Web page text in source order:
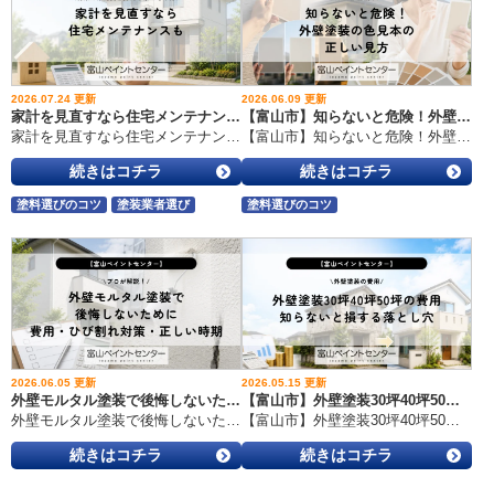
2026.07.24 更新
家計を見直すなら住宅メンテナンスも｜将来の修繕費を抑える家の守り方
家計を見直すなら住宅メンテナンスも｜将来の修繕費を抑える家の守り方 こんにちは！富山市の外壁塗装・屋根工事・雨漏り専門店、富山ペイントセンターです。 いつもブログをご覧いただきありがとうございます。 毎月の家計を管理する中で、 ・食費を見直す・電気代を節約する・スマホ料金を変更する・不要なサブスクを整理する など、日々さまざまな工夫をされている方も多いのではないでしょうか。 こうした毎月の節約は、家計改善につながる大切な取り組みです。 しかし、意外と忘れられがちな大きな出費があります。 それが、 「住宅のメンテナンス費用」です。 この記事を書いた人 中陳 武（ナカゼ タケシ） 富山ペイントセンター代表。外壁塗装・防水・雨漏り一筋30年以上の現場派社長です。防水施工技能士1級・雨漏り診断士として、富山の雪・湿気・寒暖差に本気で向き合ってきました。売るためより、“あとで後悔しない工事”を大切にしています。 目次 住宅にも「将来必要になるお金」があります 住宅の修繕費は早めの対策で大きく変わる 外壁や屋根の劣化を放置すると費用が高くなる理由 外壁塗装は「未来の修繕費を減らす投資」 遮熱塗料で快適性と省エネを実現する方法 遮熱塗料のメリット・デメリット 家計管理で本当に考えるべき住宅への備え 大切な住まいを長く守るために 1.住宅にも「将来必要になるお金」があります 例えば、毎月5,000円の節約ができた場合、 5,000円 × 12ヶ月 ＝ 6万円 年間6万円の節約になります。 10年間続けると、 6万円 × 10年 ＝ 60万円 になります。 これは家計にとって大きな金額です。 では住宅について考えた場合はどうでしょうか。 一戸建て住宅は購入して終わりではありません。 外壁や屋根、防水部分は毎日の紫外線や雨風によって少しずつ劣化していきます。 特に富山県は、 富山の住宅が劣化しやすい理由 ・雨の日が多い・湿度が高い・冬の雪や凍結によるダメージがある など、住宅に負担がかかりやすい環境です。 そのため、住宅も家計と同じように「将来必要になる費用」を計画しておくことが大切です。 2.住宅の修繕費は早めの対策で大きく変わる 住宅メンテナンスで重要なのは、 「悪くなってから直す」のではなく「悪くなる前に守る」ことです。 適切な時期にメンテナンスした場合 築10～15年頃に、 ・外壁塗装・屋根塗装・防水メンテナンス を行うことで、住宅の防水性能を維持できます。 結果として、 ↓ 雨水の侵入を防ぐ ↓ 建物内部の劣化を防ぐ ↓ 住宅寿命を延ばす ことにつながります。 3.外壁や屋根の劣化を放置すると費用が高くなる理由 住宅の劣化は、最初は小さな症状から始まります。 例えば、 初期の劣化 外壁の色あせ チョーキング現象 [caption id="attachment_2268" align="alignleft" width="300"] クラック（ひび割れ）[/caption] 細かなひび割れ シーリングの劣化 この段階で補修を行えば、大きな工事になる前に対応できます。 しかし放置すると、 劣化を放置した場合 外壁のひび割れ ↓ 雨水が内部へ侵入 ↓ 木材や断熱材の劣化 ↓ 外壁補修・屋根修理・内部工事 ↓ 数百万円規模の修繕になる可能性 があります。 つまり、 「今メンテナンス費用をかけるか」 「将来的に大きな修理費を負担するか」 という違いになります。 3.外壁塗装は「未来の修繕費を減らす投資」 外壁塗装というと、 「家をきれいにする工事」 というイメージを持たれる方も多いですが、本来の目的は美観だけではありません。 外壁塗装の本当の役割 ・雨水の侵入を防ぐ・外壁材を保護する・劣化スピードを抑える・住宅寿命を延ばす ことです。 人の健康管理と同じように、 悪くなってから治すよりも、 悪くならないように予防する方が結果的に費用を抑えられる場合があります。 4.遮熱塗料で快適性と省エネを実現する方法 近年では、住宅を守るだけではなく、 「夏の暑さ対策」「省エネ」 を目的に遮熱塗料を選ばれる方も増えています。 遮熱塗料とは？ 遮熱塗料とは、太陽光に含まれる熱を反射し、屋根や外壁表面の温度上昇を抑える効果が期待できる塗料です。 特に、 ・2階が暑い・夏場エアコンが効きにくい・西日が強い・築年数が経過している 住宅では暑さ対策の選択肢になります。 ※効果は住宅の構造、断熱性能、環境によって異なります。 5.遮熱塗料のメリット ① 夏場の室内温度上昇を抑える 屋根や外壁から伝わる熱を抑えることで、室内環境の改善が期待できます。 「2階の部屋が暑い」 「夜になっても寝室が暑い」 という住宅では検討する価値があります。 ② 冷房負荷を減らし省エネにつながる可能性がある 例えば、 夏場の電気代が15,000円の場合、 冷房負荷が10％軽減できると、 約1,500円/月 年間では約9,000円～1万円程度の差になる可能性があります。 ※住宅条件によって異なります。 ③ 屋根や外壁への熱負担を軽減する 強い日差しによる建材への負担を抑えることで、住宅を長く維持することにつながります。 6.遮熱塗料のデメリット ① 初期費用が必要 一般的な塗料より費用が高くなる場合があります。 ただし、長期間住み続けることを考えると、住宅の快適性や維持費を考えた投資になります。 ② すべての住宅で同じ効果が出るわけではない 遮熱効果は、 ・屋根材・断熱性能・日当たり・住宅構造 によって変わります。 そのため、住宅ごとに適した施工方法を選ぶことが大切です。 7.家計管理で本当に考えるべき住宅への備え 節約というと、 ・食費・光熱費・通信費 に目が向きやすくなります。 しかし住宅は、人生の中でも大きな資産です。 毎月数千円の節約も大切ですが、 10年後、20年後に発生する可能性がある大きな修繕費を防ぐことも、重要な家計管理の一つです。 8.大切な住まいを長く守るために 家は家族の生活を守る大切な場所です。 適切な時期に外壁や屋根のメンテナンスを行うことで、 ・大きな修繕費を防ぐ・快適な住環境を維持する・住宅寿命を延ばす ことにつながります。 富山ペイントセンターでは、外壁塗装だけではなく、屋根・防水・雨漏りまで住宅を長く守るための施工をご提案しています。 「築10年以上経過している」 「外壁の状態が気になる」 「夏の暑さを改善したい」 という方は、一度住宅診断を受けてみてはいかがでしょうか。
続きはコチラ
塗料選びのコツ 塗装業者選び
2026.06.09 更新
【富山市】知らないと危険！外壁塗装の色見本の正しい見方
【富山市】知らないと危険！外壁塗装の色見本の正しい見方 こんにちは！富山市の外壁塗装・屋根工事・雨漏り専門店、富山ペイントセンターです！いつもブログを読んでいただきありがとうございます
続きはコチラ
塗料選びのコツ
2026.06.05 更新
外壁モルタル塗装で後悔しないために｜費用・ひび割れ対策・正しい時期をプロが解説
外壁モルタル塗装で後悔しないために｜費用・ひび割れ対策・正しい時期をプロが解説 こんにちは！富山市の外壁塗装・屋根工事・雨漏り専門店、富山ペイントセンターです！いつもブログを読んでいただきありがとうございます
続きはコチラ
2026.05.15 更新
【富山市】外壁塗装30坪40坪50坪の費用、知らないと損する落とし穴
【富山市】外壁塗装30坪40坪50坪の費用、知らないと損する落とし穴 こんにちは！富山市の外壁塗装・屋根工事・雨漏り専門店、富山ペイントセンターです！いつもブログを読んでいただきありがとうございます
続きはコチラ